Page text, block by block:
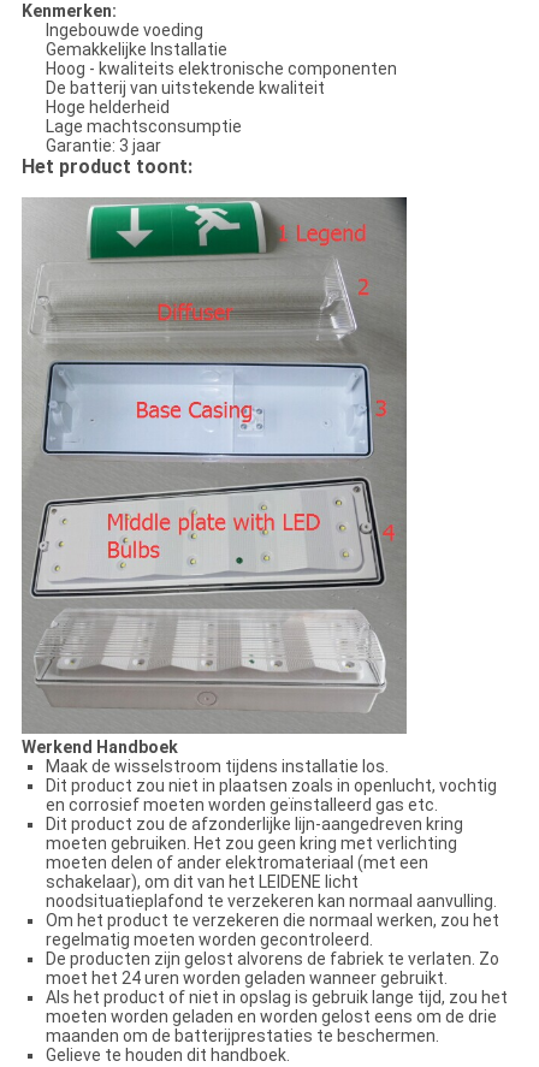
Kenmerken:
Ingebouwde voeding
Gemakkelijke Installatie
Hoog - kwaliteits elektronische componenten
De batterij van uitstekende kwaliteit
Hoge helderheid
Lage machtsconsumptie
Garantie: 3 jaar
Het product toont:
Werkend Handboek
Maak de wisselstroom tijdens installatie los.
Dit product zou niet in plaatsen zoals in openlucht, vochtig
en corrosief moeten worden geïnstalleerd gas etc.
Dit product zou de afzonderlijke lijn-aangedreven kring
moeten gebruiken. Het zou geen kring met verlichting
moeten delen of ander elektromateriaal (met een
schakelaar), om dit van het LEIDENE licht
noodsituatieplafond te verzekeren kan normaal aanvulling.
Om het product te verzekeren die normaal werken, zou het
regelmatig moeten worden gecontroleerd.
De producten zijn gelost alvorens de fabriek te verlaten. Zo
moet het 24 uren worden geladen wanneer gebruikt.
Als het product of niet in opslag is gebruik lange tijd, zou het
moeten worden geladen en worden gelost eens om de drie
maanden om de batterijprestaties te beschermen.
Gelieve te houden dit handboek.